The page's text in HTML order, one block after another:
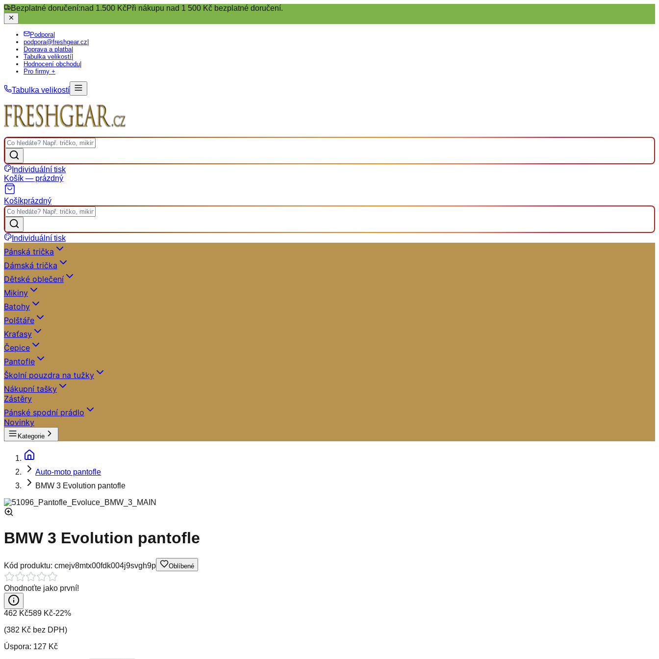
Bezplatné doručení:nad 1.500 KčPři nákupu nad 1 500 Kč bezplatné doručení.
Podpora|
podpora@freshgear.cz
Doprava a platba|
Tabulka velikostí
Hodnocení obchodu
Pro firmy +
Tabulka velikostí
Individuální tisk
Košík — prázdný
Košíkprázdný
Individuální tisk
Pánská trička
Dámská trička
Dětské oblečení
Mikiny
Batohy
Polštáře
Kraťasy
Čepice
Pantofle
Školní pouzdra na tužky
Nákupní tašky
Zástěry
Pánské spodní prádlo
Novinky
Kategorie
Auto-moto pantofle
BMW 3 Evolution pantofle
BMW 3 Evolution pantofle
Kód produktu: cmejv8mtx00fdk004j9svgh9p Oblíbené
Ohodnoťte jako první!
462 Kč589 Kč-22%
(382 Kč bez DPH)
Úspora: 127 Kč